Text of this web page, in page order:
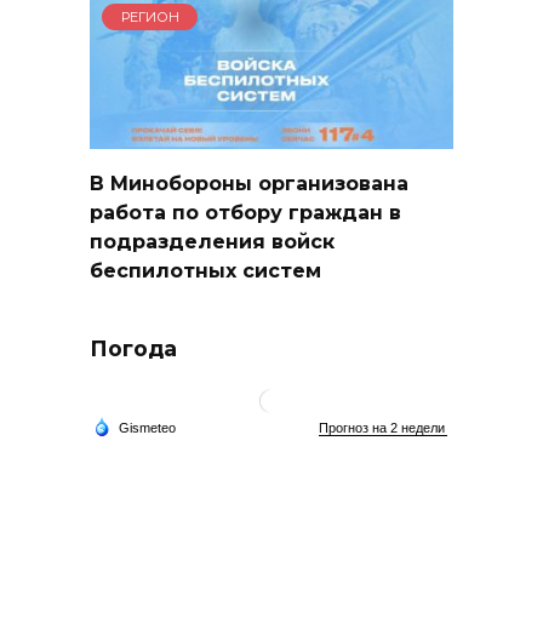
РЕГИОН
В Минобороны организована
работа по отбору граждан в
подразделения войск
беспилотных систем
Погода